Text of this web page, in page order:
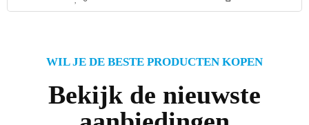
WIL JE DE BESTE PRODUCTEN KOPEN
Bekijk de nieuwste